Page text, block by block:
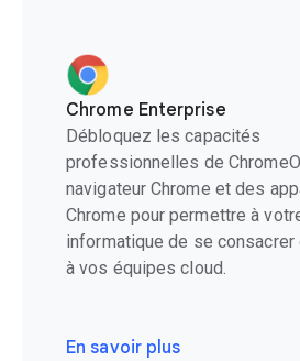
Chrome Enterprise
Débloquez les capacités
professionnelles de
navigateur Chrome et des
Chrome pour permettre à
informatique de se consacrer
à vos équipes cloud.
En savoir plus